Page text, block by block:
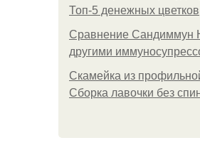
Топ-5 денежных цветков
Сравнение Сандиммун
другими
Скамейка из
Сборка лавочки без